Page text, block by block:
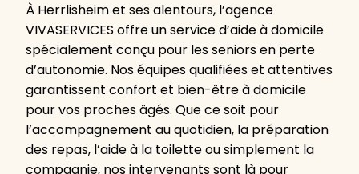
À Herrlisheim et ses alentours, l’agence
VIVASERVICES offre un service d’aide à domicile
spécialement conçu pour les seniors en perte
d’autonomie. Nos équipes qualifiées et attentives
garantissent confort et bien-être à domicile
pour vos proches âgés. Que ce soit pour
l’accompagnement au quotidien, la préparation
des repas, l’aide à la toilette ou simplement la
compagnie, nos intervenants sont là pour